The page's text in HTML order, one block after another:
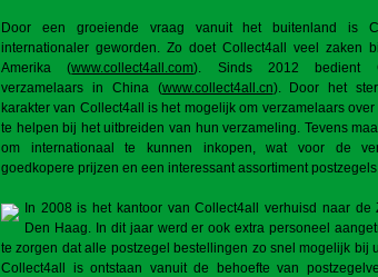
Door een groeiende vraag vanuit het buitenland is
internationaler geworden. Zo doet Collect4all veel zaken
Amerika (www.collect4all.com). Sinds 2012 bedient
verzamelaars in China (www.collect4all.cn). Door het
karakter van Collect4all is het mogelijk om verzamelaars
te helpen bij het uitbreiden van hun verzameling. Tevens
om internationaal te kunnen inkopen, wat voor de
goedkopere prijzen en een interessant assortiment
In 2008 is het kantoor van Collect4all verhuisd naar de
Den Haag. In dit jaar werd er ook extra personeel
te zorgen dat alle postzegel bestellingen zo snel mogelijk bij
Collect4all is ontstaan vanuit de behoefte van